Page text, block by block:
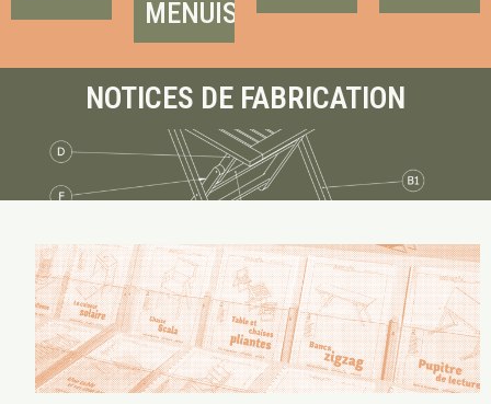
écologique
solaire,
parmi
nos
modèles.
public
et tout
terrain…
en
savoir
+
MENUISERIE
en
avec
des
structures
accompagnant
des
en
difficultés
ou
isolés
en
accompagnons
équipe
(collègues,
citoyens,
publics,
bénévoles…)
réalisation
du
projet !
en
savoir
+
NOTICES DE FABRICATION